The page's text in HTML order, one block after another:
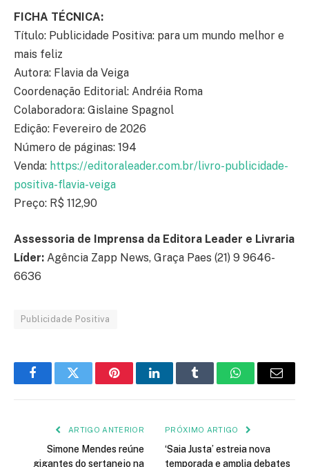
FICHA TÉCNICA:
Título: Publicidade Positiva: para um mundo melhor e
mais feliz
Autora: Flavia da Veiga
Coordenação Editorial: Andréia Roma
Colaboradora: Gislaine Spagnol
Edição: Fevereiro de 2026
Número de páginas: 194
Venda: https://editoraleader.com.br/livro-publicidade-
positiva-flavia-veiga
Preço: R$ 112,90
Assessoria de Imprensa da Editora Leader e Livraria
Líder: Agência Zapp News, Graça Paes (21) 9 9646-
6636
Publicidade Positiva
FacebookTwitter PinterestLinkedInTumblr WhatsApp
E-
ARTIGO ANTERIOR
Simone Mendes reúne
gigantes do sertanejo na
PRÓXIMO ARTIGO
‘Saia Justa’ estreia nova
temporada e amplia debates